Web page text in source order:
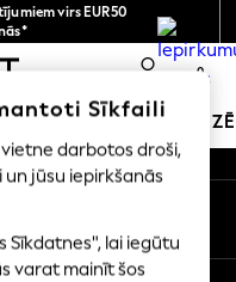
virs EUR50
0
MEITENES
tīkli Sīkfaili
darbotos droši,
jūsu iepirkšanās
Sīkdatnes", lai iegūtu
varat mainīt šos